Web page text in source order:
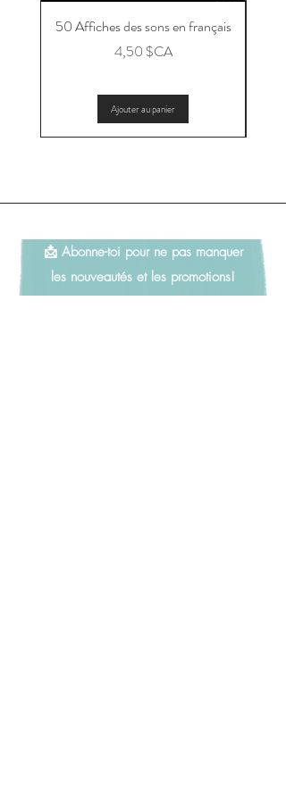
50 Affiches des sons en français
Prix
4,50 $CA
Ajouter au panier
📩 Abonne-toi pour ne pas manquer
les nouveautés et les promotions!